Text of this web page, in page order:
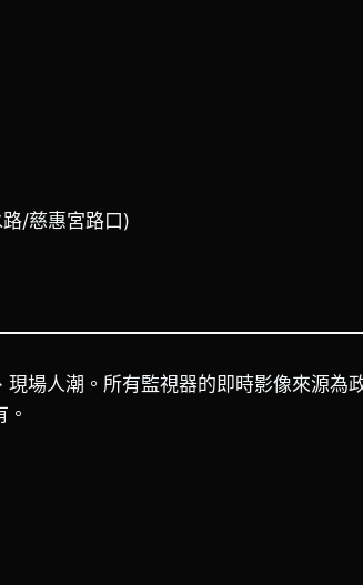
/慈惠宮路口)
場人潮。所有監視器的即時影像來源為